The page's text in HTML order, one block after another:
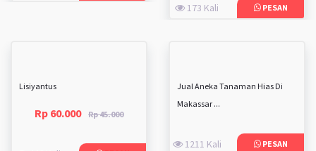
173 Kali PESAN
Lisiyantus
Rp 60.000 Rp 45.000
Jual Aneka Tanaman Hias Di
Makassar ...
1211 Kali PESAN